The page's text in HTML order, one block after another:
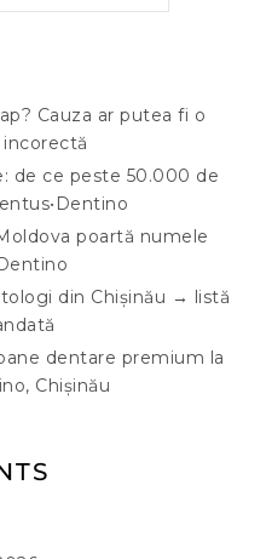
Cauza ar putea fi o
de ce peste 50.000 de
poartă numele
din Chișinău → listă
dentare premium la
Chișinău